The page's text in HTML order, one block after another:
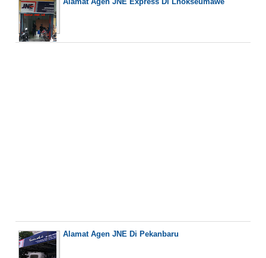
Alamat Agen JNE Di Pekanbaru